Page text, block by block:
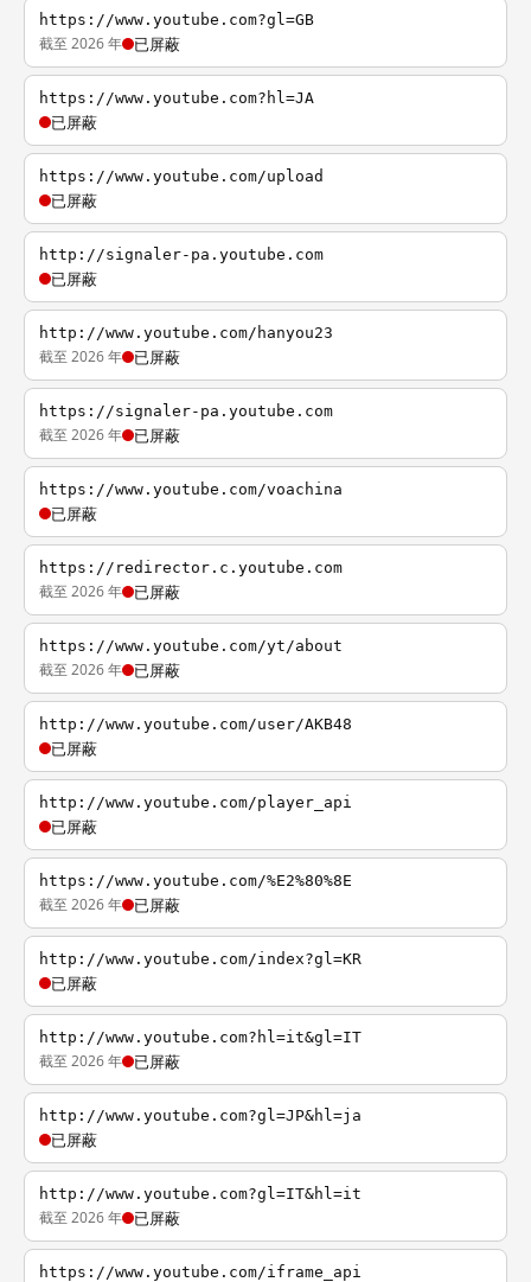
https://www.youtube.com?gl=GB
截至 2026 年 已屏蔽
https://www.youtube.com?hl=JA
已屏蔽
https://www.youtube.com/upload
已屏蔽
http://signaler-pa.youtube.com
已屏蔽
http://www.youtube.com/hanyou23
截至 2026 年 已屏蔽
https://signaler-pa.youtube.com
截至 2026 年 已屏蔽
https://www.youtube.com/voachina
已屏蔽
https://redirector.c.youtube.com
截至 2026 年 已屏蔽
https://www.youtube.com/yt/about
截至 2026 年 已屏蔽
http://www.youtube.com/user/AKB48
已屏蔽
http://www.youtube.com/player_api
已屏蔽
https://www.youtube.com/%E2%80%8E
截至 2026 年 已屏蔽
http://www.youtube.com/index?gl=KR
已屏蔽
http://www.youtube.com?hl=it&gl=IT
截至 2026 年 已屏蔽
http://www.youtube.com?gl=JP&hl=ja
已屏蔽
http://www.youtube.com?gl=IT&hl=it
截至 2026 年 已屏蔽
https://www.youtube.com/iframe_api